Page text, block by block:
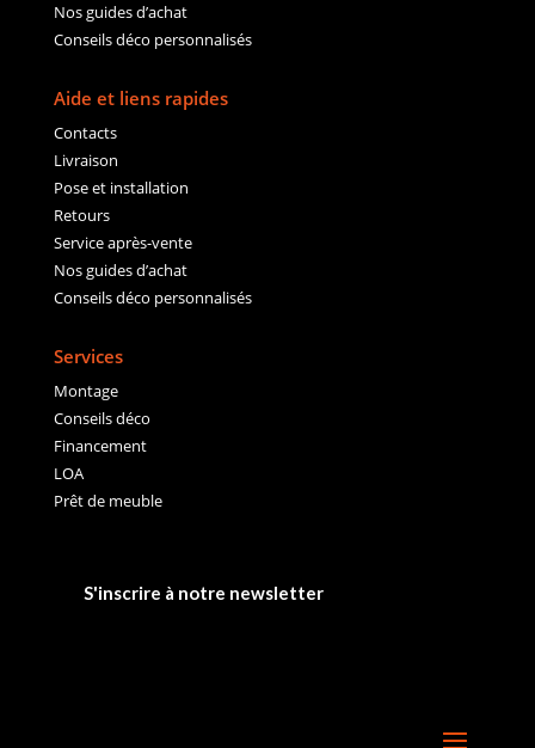
Nos guides d’achat
Conseils déco personnalisés
Aide et liens rapides
Contacts
Livraison
Pose et installation
Retours
Service après-vente
Nos guides d’achat
Conseils déco personnalisés
Services
Montage
Conseils déco
Financement
LOA
Prêt de meuble
S'inscrire à notre newsletter